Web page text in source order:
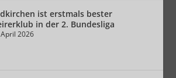
ist erstmals bester
in der 2. Bundesliga
2026